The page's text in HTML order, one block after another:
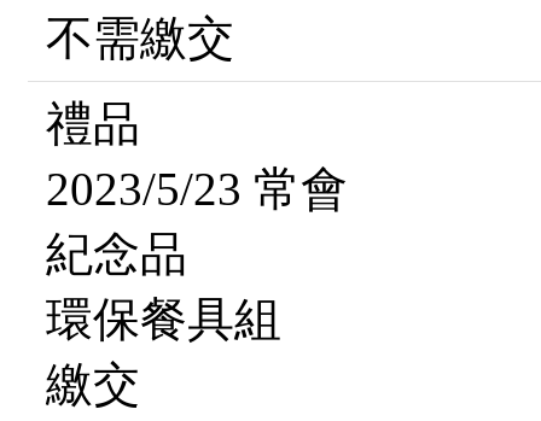
不需繳交
禮品
2023/5/23 常會
紀念品
環保餐具組
繳交